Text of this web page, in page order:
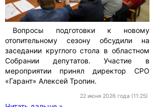
Вопросы подготовки к новому
отопительному сезону обсудили на
заседании круглого стола в областном
Собрании депутатов. Участие в
мероприятии принял директор СРО
«Гарант» Алексей Тропин.
22 июня 2026 года (11:25)